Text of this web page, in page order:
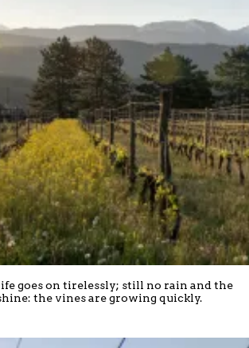
goes on tirelessly; still no rain and the
the vines are growing quickly.